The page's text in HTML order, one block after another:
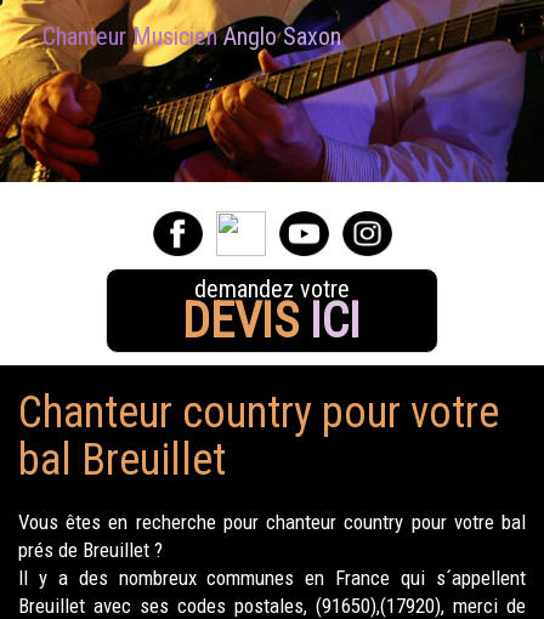
Chanteur MusicienAnglo Saxon
demandez votre
DEVIS ICI
Chanteur country pour votre
bal Breuillet
Vous êtes en recherche pour chanteur country pour votre bal
prés de Breuillet ?
Il y a des nombreux communes en France qui s´appellent
Breuillet avec ses codes postales, (91650),(17920), merci de